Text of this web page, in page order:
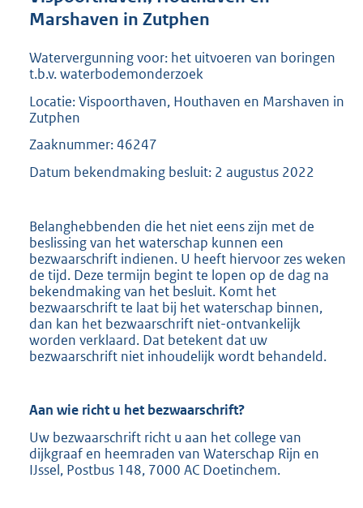
0
b
Marshaven in Zutphen
Watervergunning voor: het uitvoeren van boringen
t.b.v. waterbodemonderzoek
Locatie: Vispoorthaven, Houthaven en Marshaven in
Zutphen
Zaaknummer: 46247
Datum bekendmaking besluit: 2 augustus 2022
Belanghebbenden die het niet eens zijn met de
beslissing van het waterschap kunnen een
bezwaarschrift indienen. U heeft hiervoor zes weken
de tijd. Deze termijn begint te lopen op de dag na
bekendmaking van het besluit. Komt het
bezwaarschrift te laat bij het waterschap binnen,
dan kan het bezwaarschrift niet-ontvankelijk
worden verklaard. Dat betekent dat uw
bezwaarschrift niet inhoudelijk wordt behandeld.
Aan wie richt u het bezwaarschrift?
Uw bezwaarschrift richt u aan het college van
dijkgraaf en heemraden van Waterschap Rijn en
IJssel, Postbus 148, 7000 AC Doetinchem.